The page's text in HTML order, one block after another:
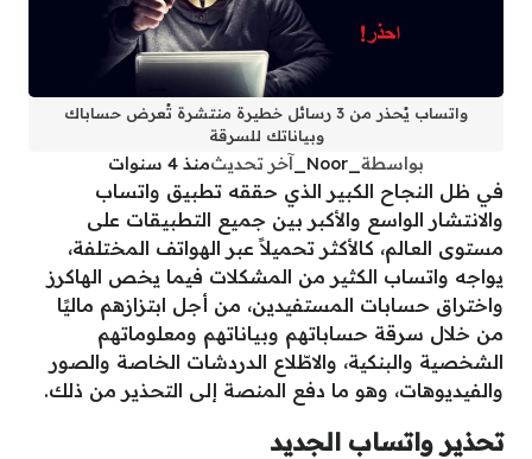
واتساب يُحذر من 3 رسائل خطيرة منتشرة تُعرض حساباك
وبياناتك للسرقة
بواسطة آخر تحديثمنذ 4 سنوات
في ظل النجاح الكبير الذي حققه تطبيق واتساب
والانتشار الواسع والأكبر بين جميع التطبيقات على
مستوى العالم، كالأكثر تحميلاً عبر الهواتف المختلفة،
يواجه واتساب الكثير من المشكلات فيما يخص الهاكرز
واختراق حسابات المستفيدين، من أجل ابتزازهم ماليًا
من خلال سرقة حساباتهم وبياناتهم ومعلوماتهم
الشخصية والبنكية، والاطّلاع الدردشات الخاصة والصور
والفيديوهات، وهو ما دفع المنصة إلى التحذير من ذلك.
تحذير واتساب الجديد